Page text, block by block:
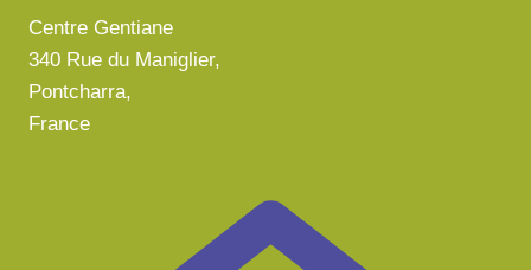
Centre Gentiane
340 Rue du Maniglier,
Pontcharra,
France